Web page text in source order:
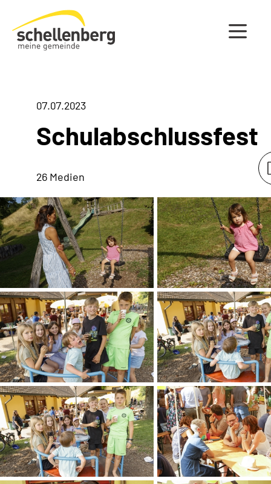
Gemeinde Schellenberg Startseite
07.07.2023
Schulabschlussfest
26 Medien